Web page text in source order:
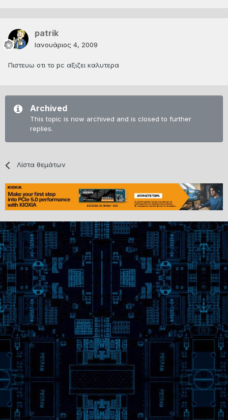
patrik
Ιανουάριος 4, 2009
Πιστευω οτι το pc αξιζει καλυτερα
Archived
This topic is now archived and is closed to further
replies.
Λίστα θεμάτων